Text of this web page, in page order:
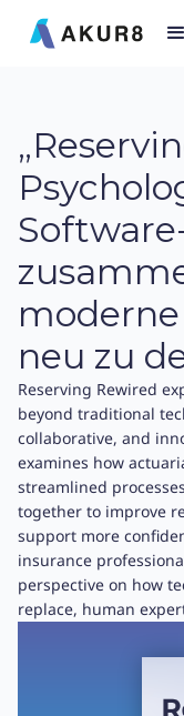
neu zu
Reserving Rewired
beyond traditional
collaborative, and
examines how
streamlined
together to improve
support more
insurance
perspective on how
replace, human